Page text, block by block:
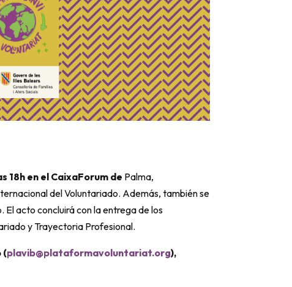
18h en el CaixaForum de Palma,
del Voluntariado. Además, también se
El acto concluirá con la entrega de los
y Trayectoria Profesional.
(plavib@plataformavoluntariat.org),